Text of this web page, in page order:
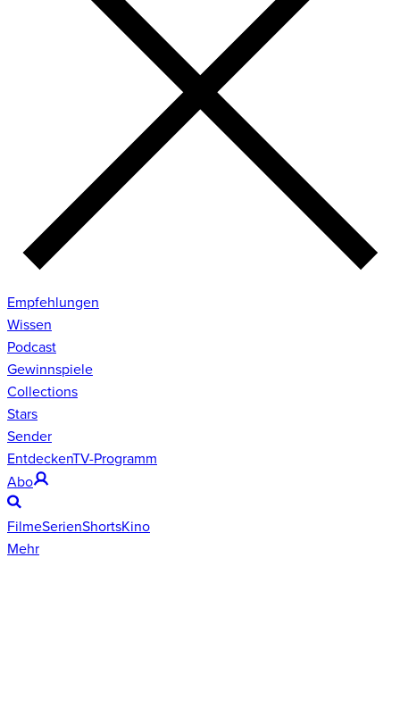
Empfehlungen
Wissen
Podcast
Gewinnspiele
Collections
Stars
Sender
EntdeckenTV-Programm
Abo
FilmeSerienShortsKino
Mehr